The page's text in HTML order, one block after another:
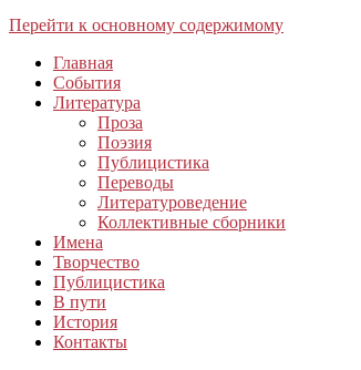
Перейти к основному содержимому
Главная
События
Литература
Проза
Поэзия
Публицистика
Переводы
Литературоведение
Коллективные сборники
Имена
Творчество
Публицистика
В пути
История
Контакты